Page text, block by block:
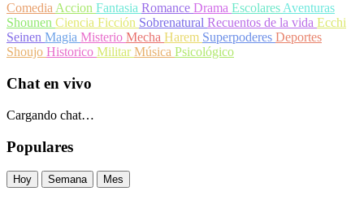
ComediaAccion Fantasia Romance Drama EscolaresAventuras
Shounen Ciencia Ficción Sobrenatural Recuentos de la vida Ecchi
Seinen Magia Misterio Mecha Harem Superpoderes Deportes
Shoujo Historico MilitarMúsica Psicológico
Chat en vivo
Cargando chat…
Populares
Hoy Semana Mes